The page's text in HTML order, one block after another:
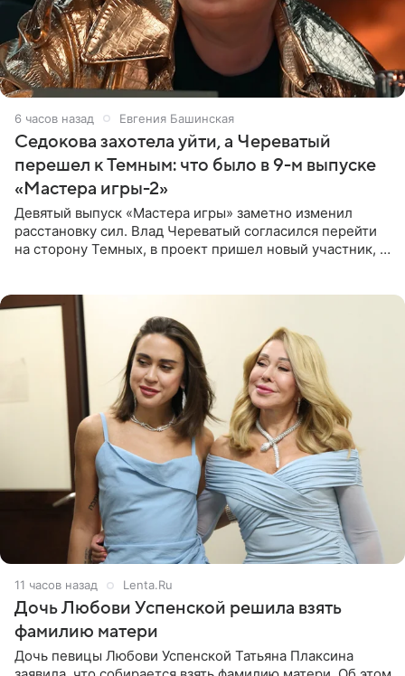
6 часов назад Евгения Башинская
Седокова захотела уйти, а Череватый
перешел к Темным: что было в 9-м выпуске
«Мастера игры-2»
Девятый выпуск «Мастера игры» заметно изменил
расстановку сил. Влад Череватый согласился перейти
на сторону Темных, в проект пришел новый участник, а
11 часов назад Lenta.Ru
Дочь Любови Успенской решила взять
фамилию матери
Дочь певицы Любови Успенской Татьяна Плаксина